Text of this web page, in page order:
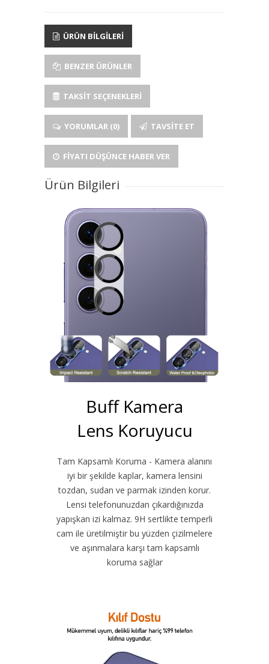
ÜRÜN BILGILERI
BENZER ÜRÜNLER
TAKSIT SEÇENEKLERI
YORUMLAR (0) TAVSITE ET
FIYATI DÜŞÜNCE HABER VER
Ürün Bilgileri
Buff Kamera
Lens Koruyucu
Tam Kapsamlı Koruma - Kamera alanını
iyi bir şekilde kaplar, kamera lensini
tozdan, sudan ve parmak izinden korur.
Lensi telefonunuzdan çıkardığınızda
yapışkan izi kalmaz. 9H sertlikte temperli
cam ile üretilmiştir bu yüzden çizilmelere
ve aşınmalara karşı tam kapsamlı
koruma sağlar